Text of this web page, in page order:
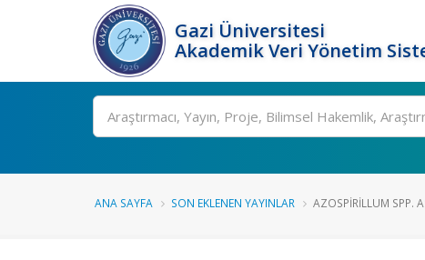
Gazi Üniversitesi
Akademik Veri Yönetim
Ara
ANA SAYFA SON EKLENEN YAYINLAR AZOSPIRILLUM SPP.